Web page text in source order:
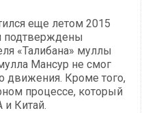
еще летом 2015
подтверждены
«Талибана» муллы
Мансур не смог
движения. Кроме того,
процессе, который
Китай.